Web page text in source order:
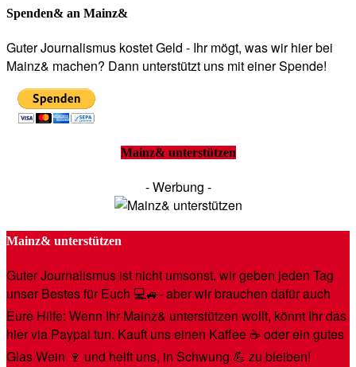
Spenden& an Mainz&
Guter Journalismus kostet Geld - Ihr mögt, was wir hier bei
Mainz& machen? Dann unterstützt uns mit einer Spende!
Mainz& unterstützen
- Werbung -
Mainz& unterstützen
Guter Journalismus ist nicht umsonst, wir geben jeden Tag
unser Bestes für Euch 💻🚙- aber wir brauchen dafür auch
Eure Hilfe: Wenn Ihr Mainz& unterstützen wollt, könnt Ihr das
hier via Paypal tun. Kauft uns einen Kaffee ☕️ oder ein gutes
Glas Wein 🍷 und helft uns, in Schwung 💪 zu bleiben!